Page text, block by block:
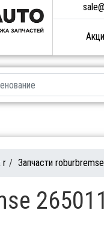
r / Запчасти roburbremse